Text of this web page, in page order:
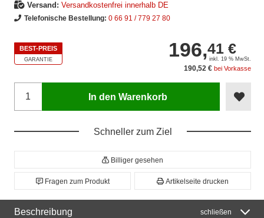
Versand: Versandkostenfrei innerhalb DE
Telefonische Bestellung: 0 66 91 / 779 27 80
BEST-PREIS
GARANTIE 196,41 €
inkl. 19 % MwSt.
190,52 € bei Vorkasse
In den Warenkorb
Schneller zum Ziel
Billiger gesehen
Fragen zum Produkt Artikelseite drucken
Beschreibung schließen